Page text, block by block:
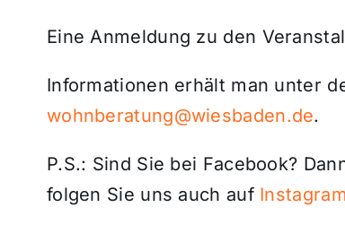
Eine Anmeldung zu den
Informationen erhält man unter
wohnberatung@wiesbaden.de.
P.S.: Sind Sie bei Facebook?
folgen Sie uns auch auf Instagram